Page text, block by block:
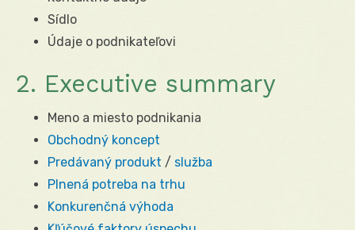
Sídlo
Údaje o podnikateľovi
2. Executive summary
Meno a miesto podnikania
Obchodný koncept
Predávaný produkt / služba
Plnená potreba na trhu
Konkurenčná výhoda